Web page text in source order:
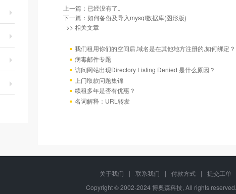
上一篇：已经没有了。
下一篇： 如何备份及导入mysql数据库(图形版)
>> 相关文章
我们租用你们的空间后,域名是在其他地方注册的,如何绑定？
病毒邮件专题
访问网站出现Directory Listing Denied 是什么原因？
上门取款问题集锦
续租多年是否有优惠？
名词解释：URL转发
关于我们 | 联系我们 | 付款方式 | 提交工单
Copyright © 2002-2024 博奥森科技, All rights